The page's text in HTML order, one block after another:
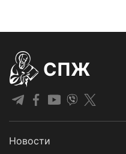
СПЖ
Новости